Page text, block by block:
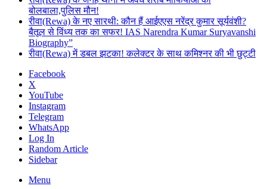
बोलबाला,पुलिस मौन!
रीवा(Rewa) के नए सारथी: कौन हैं आईएएस नरेंद्र कुमार सूर्यवंशी?
बैतूल से विंध्य तक का सफर! IAS Narendra Kumar Suryavanshi
Biography”
रीवा(Rewa) में डबल झटका! कलेक्टर के साथ कमिश्नर की भी छुट्टी
Facebook
X
YouTube
Instagram
Telegram
WhatsApp
Log In
Random Article
Sidebar
Menu